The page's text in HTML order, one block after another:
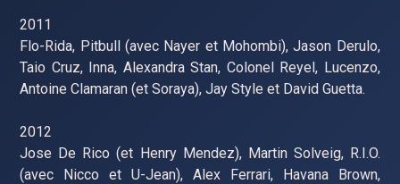
2011
Flo-Rida, Pitbull (avec Nayer et Mohombi), Jason Derulo,
Taio Cruz, Inna, Alexandra Stan, Colonel Reyel, Lucenzo,
Antoine Clamaran (et Soraya), Jay Style et David Guetta.
2012
Jose De Rico (et Henry Mendez), Martin Solveig, R.I.O.
(avec Nicco et U-Jean), Alex Ferrari, Havana Brown,